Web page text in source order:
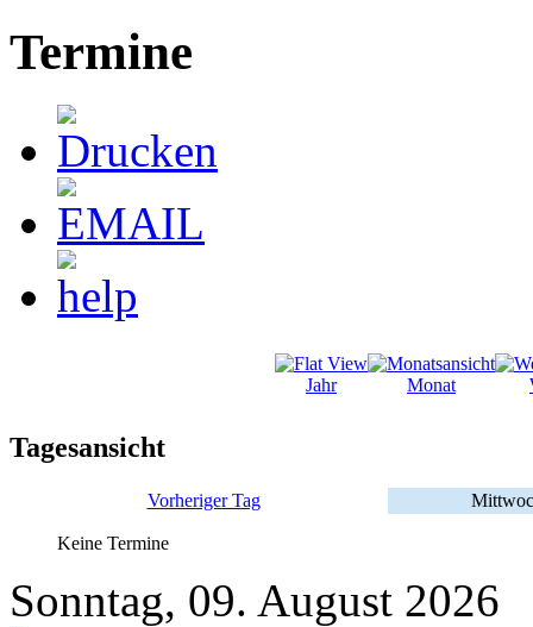
Termine
Jahr Monat
Tagesansicht
Vorheriger Tag
Keine Termine
Sonntag, 09. August 2026